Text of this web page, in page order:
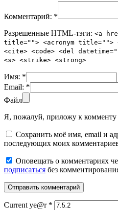
Комментарий: *
Разрешенные HTML-тэги: <a
title=""> <acronym title="">
<cite> <code> <del
<s> <strike> <strong>
Имя: *
Email: *
Файл
Я, пожалуй, приложу к комменту
Сохранить моё имя, email и
последующих моих
Оповещать о комментариях
подписаться без
Current ye@r *